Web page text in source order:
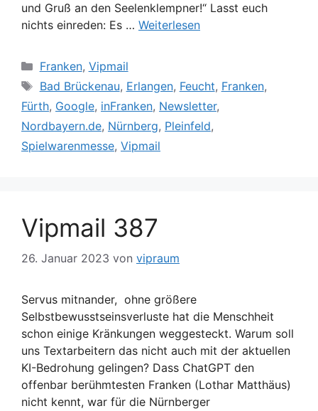
und Gruß an den Seelenklempner!“ Lasst euch
nichts einreden: Es … Weiterlesen
Kategorien
Franken, Vipmail
Schlagwörter
Bad Brückenau, Erlangen, Feucht, Franken,
Fürth, Google, inFranken, Newsletter,
Nordbayern.de, Nürnberg, Pleinfeld,
Spielwarenmesse, Vipmail
Vipmail 387
26. Januar 2023 von vipraum
Servus mitnander, ohne größere
Selbstbewusstseinsverluste hat die Menschheit
schon einige Kränkungen weggesteckt. Warum soll
uns Textarbeitern das nicht auch mit der aktuellen
KI-Bedrohung gelingen? Dass ChatGPT den
offenbar berühmtesten Franken (Lothar Matthäus)
nicht kennt, war für die Nürnberger